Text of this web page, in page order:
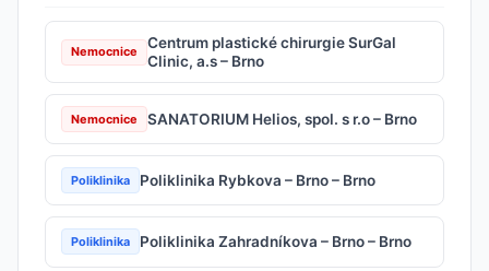
Nemocnice
Centrum plastické chirurgie SurGal
Clinic, a.s – Brno
Nemocnice SANATORIUM Helios, spol. s r.o – Brno
Poliklinika Poliklinika Rybkova – Brno – Brno
Poliklinika Poliklinika Zahradníkova – Brno – Brno